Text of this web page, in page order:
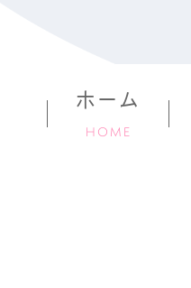
ホーム
HOME